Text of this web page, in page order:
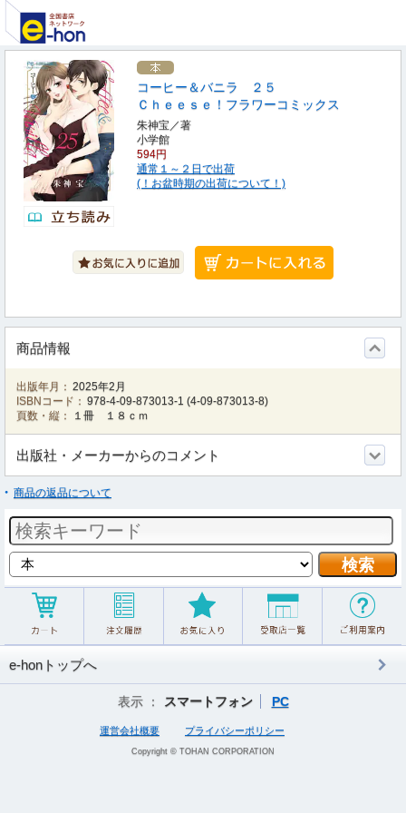
コーヒー＆バニラ ２５
Ｃｈｅｅｓｅ！フラワーコミックス
朱神宝／著
小学館
594円
通常１～２日で出荷
(！お盆時期の出荷について！)
商品情報
出版年月： 2025年2月
ISBNコード： 978-4-09-873013-1 (4-09-873013-8)
頁数・縦：
１冊 １８ｃｍ
出版社・メーカーからのコメント
商品の返品について
e-honトップへ
表示 ： スマートフォン PC
運営会社概要 プライバシーポリシー
Copyright © TOHAN CORPORATION